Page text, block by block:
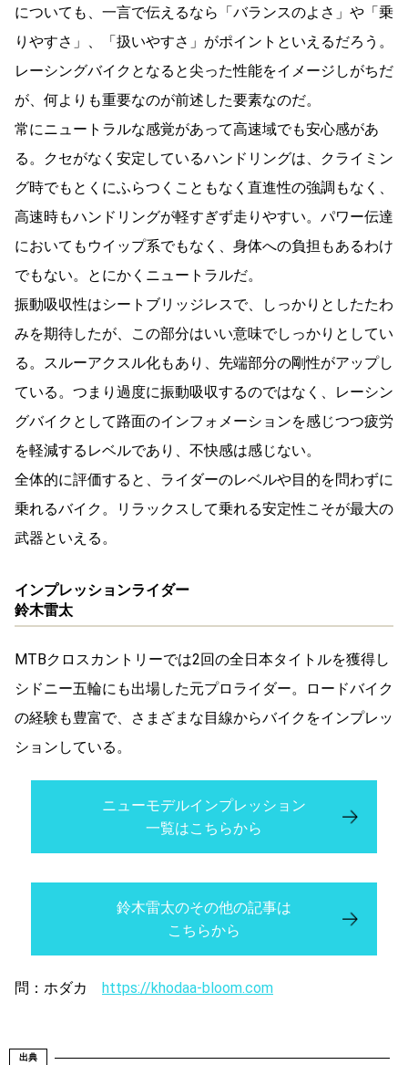
についても、一言で伝えるなら「バランスのよさ」や「乗
りやすさ」、「扱いやすさ」がポイントといえるだろう。
レーシングバイクとなると尖った性能をイメージしがちだ
が、何よりも重要なのが前述した要素なのだ。
常にニュートラルな感覚があって高速域でも安心感があ
る。クセがなく安定しているハンドリングは、クライミン
グ時でもとくにふらつくこともなく直進性の強調もなく、
高速時もハンドリングが軽すぎず走りやすい。パワー伝達
においてもウイップ系でもなく、身体への負担もあるわけ
でもない。とにかくニュートラルだ。
振動吸収性はシートブリッジレスで、しっかりとしたたわ
みを期待したが、この部分はいい意味でしっかりとしてい
る。スルーアクスル化もあり、先端部分の剛性がアップし
ている。つまり過度に振動吸収するのではなく、レーシン
グバイクとして路面のインフォメーションを感じつつ疲労
を軽減するレベルであり、不快感は感じない。
全体的に評価すると、ライダーのレベルや目的を問わずに
乗れるバイク。リラックスして乗れる安定性こそが最大の
武器といえる。
インプレッションライダー
鈴木雷太
MTBクロスカントリーでは2回の全日本タイトルを獲得し
シドニー五輪にも出場した元プロライダー。ロードバイク
の経験も豊富で、さまざまな目線からバイクをインプレッ
ションしている。
ニューモデルインプレッション
一覧はこちらから
鈴木雷太のその他の記事は
こちらから
問：ホダカ https://khodaa-bloom.com
出典